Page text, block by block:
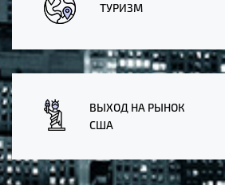
ТУРИЗМ
ВЫХОД НА РЫНОК
США